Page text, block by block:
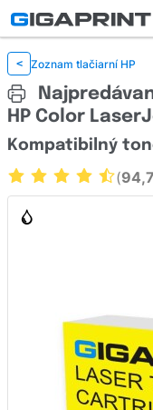
< Zoznam tlačiarní HP
HP Color
Kompatibilný
(